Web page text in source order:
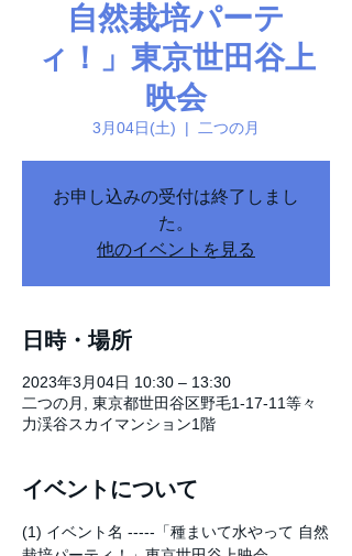
自然栽培パーテ
ィ！」東京世田谷上
映会
3月04日(土)
  |
二つの月
お申し込みの受付は終了しまし
た。
他のイベントを見る
日時・場所
2023年3月04日 10:30 – 13:30
二つの月, 東京都世田谷区野毛1-17-11等々
力渓谷スカイマンション1階
イベントについて
(1) イベント名 -----「種まいて水やって 自然